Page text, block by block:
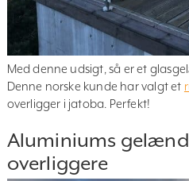
Med denne udsigt, så er et
Denne norske kunde har valgt et
overligger i jatoba. Perfekt!
Aluminiums
overliggere